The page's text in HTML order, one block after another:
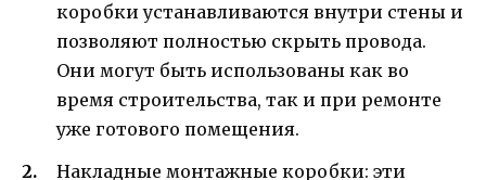
коробки устанавливаются внутри стены и
позволяют полностью скрыть провода.
Они могут быть использованы как во
время строительства, так и при ремонте
уже готового помещения.
Накладные монтажные коробки: эти